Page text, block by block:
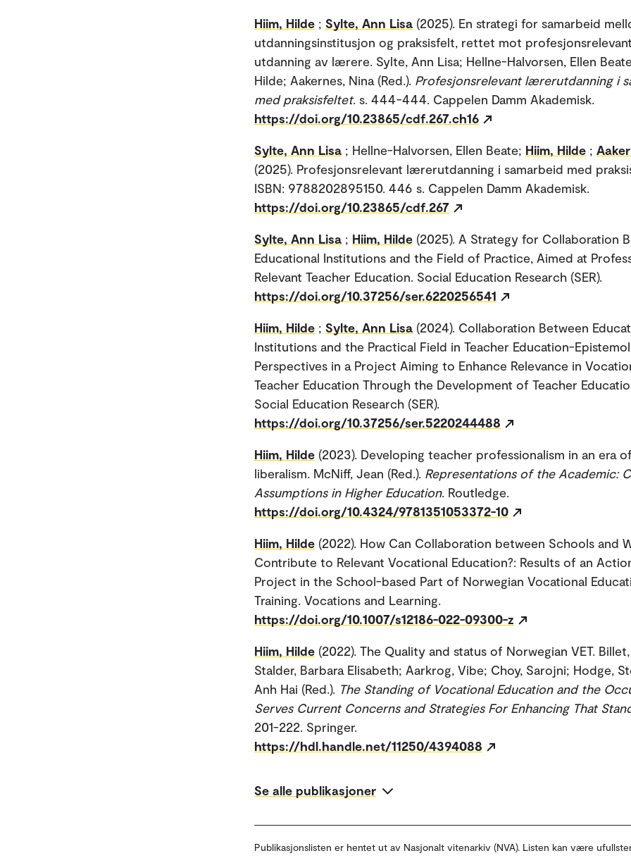
Hiim, Hilde ; Sylte, Ann Lisa (2025). En strategi for samarbeid
utdanningsinstitusjon og praksisfelt, rettet mot
utdanning av lærere. Sylte, Ann Lisa; Hellne-Halvorsen, Ellen
Hilde; Aakernes, Nina (Red.). Profesjonsrelevant lærerutdanning i
med praksisfeltet. s. 444-444. Cappelen Damm Akademisk.
https://doi.org/10.23865/cdf.267.ch16
Sylte, Ann Lisa ; Hellne-Halvorsen, Ellen Beate; Hiim, Hilde ;
(2025). Profesjonsrelevant lærerutdanning i samarbeid med
ISBN: 9788202895150. 446 s. Cappelen Damm Akademisk.
https://doi.org/10.23865/cdf.267
Sylte, Ann Lisa ; Hiim, Hilde (2025). A Strategy for Collaboration
Educational Institutions and the Field of Practice, Aimed at
Relevant Teacher Education. Social Education Research (SER).
https://doi.org/10.37256/ser.6220256541
Hiim, Hilde ; Sylte, Ann Lisa (2024). Collaboration Between
Institutions and the Practical Field in Teacher Education-
Perspectives in a Project Aiming to Enhance Relevance in
Teacher Education Through the Development of Teacher
Social Education Research (SER).
https://doi.org/10.37256/ser.5220244488
Hiim, Hilde (2023). Developing teacher professionalism in an era
liberalism. McNiff, Jean (Red.). Representations of the Academic:
Assumptions in Higher Education. Routledge.
https://doi.org/10.4324/9781351053372-10
Hiim, Hilde (2022). How Can Collaboration between Schools and
Contribute to Relevant Vocational Education?: Results of an
Project in the School-based Part of Norwegian Vocational
Training. Vocations and Learning.
https://doi.org/10.1007/s12186-022-09300-z
Hiim, Hilde (2022). The Quality and status of Norwegian VET.
Stalder, Barbara Elisabeth; Aarkrog, Vibe; Choy, Sarojni; Hodge,
Anh Hai (Red.). The Standing of Vocational Education and the
Serves Current Concerns and Strategies For Enhancing That
201-222. Springer.
https://hdl.handle.net/11250/4394088
Se alle publikasjoner
Publikasjonslisten er hentet ut av Nasjonalt vitenarkiv (NVA). Listen kan være